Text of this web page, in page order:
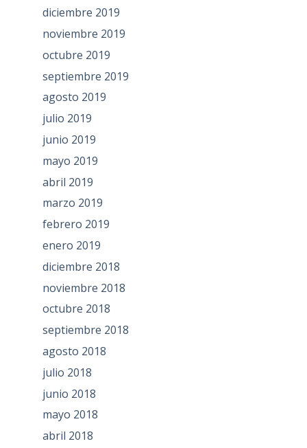
diciembre 2019
noviembre 2019
octubre 2019
septiembre 2019
agosto 2019
julio 2019
junio 2019
mayo 2019
abril 2019
marzo 2019
febrero 2019
enero 2019
diciembre 2018
noviembre 2018
octubre 2018
septiembre 2018
agosto 2018
julio 2018
junio 2018
mayo 2018
abril 2018